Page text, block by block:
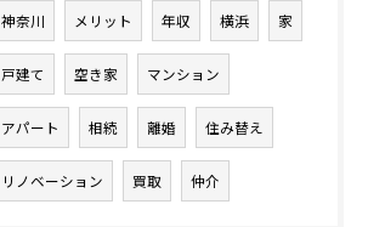
神奈川 メリット 年収 横浜 家
戸建て 空き家 マンション
アパート 相続 離婚 住み替え
リノベーション 買取 仲介